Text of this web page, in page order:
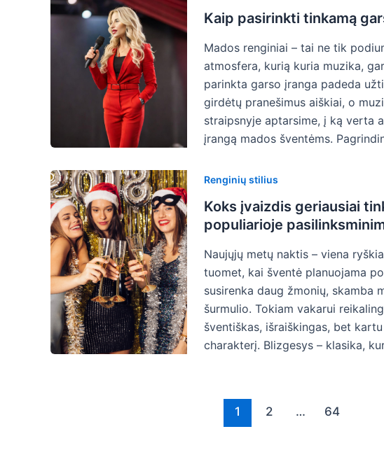
Kaip pasirinkti tinkamą
Mados renginiai – tai ne tik
atmosfera, kurią kuria muzika,
parinkta garso įranga padeda
girdėtų pranešimus aiškiai, o
straipsnyje aptarsime, į ką verta
įrangą mados šventėms.
Renginių stilius
Koks įvaizdis geriausiai
populiarioje
Naujųjų metų naktis – viena
tuomet, kai šventė planuojama
susirenka daug žmonių, skamba
šurmulio. Tokiam vakarui
šventiškas, išraiškingas, bet
charakterį. Blizgesys – klasika,
1 2 … 64